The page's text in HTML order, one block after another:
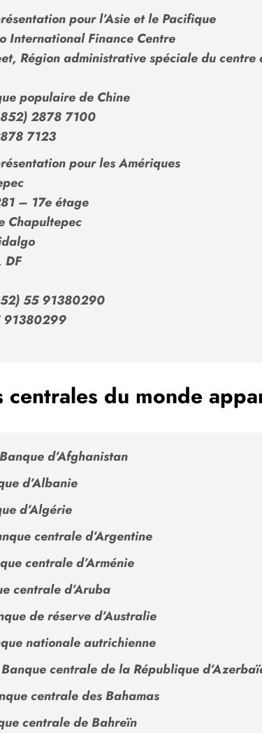
pour l’Asie et le Pacifique
International Finance Centre
Région administrative spéciale du centre
populaire de Chine
2878 7100
7123
pour les Amériques
– 17e étage
Chapultepec
DF
55 91380290
91380299
centrales du monde
d’Afghanistan
d’Albanie
d’Algérie
centrale d’Argentine
centrale d’Arménie
centrale d’Aruba
de réserve d’Australie
nationale autrichienne
centrale de la République
centrale des Bahamas
centrale de Bahreïn